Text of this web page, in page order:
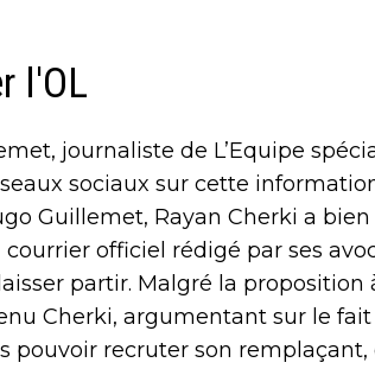
l'OL
journaliste de L’Equipe
sociaux sur cette
Guillemet, Rayan Cherki a
officiel rédigé par ses
partir. Malgré la proposition
Cherki, argumentant sur le fait
pouvoir recruter son remplaçant,